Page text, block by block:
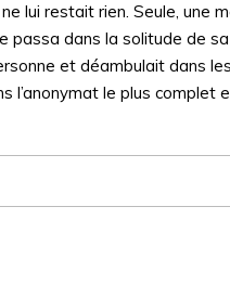
lui restait rien. Seule, une
passa dans la solitude de
et déambulait dans
l’anonymat le plus complet